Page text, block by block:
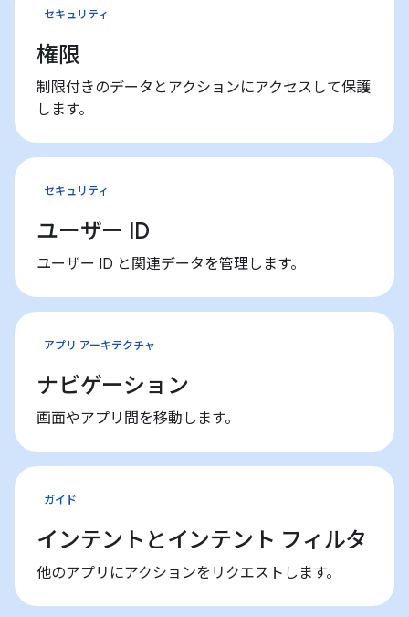
セキュリティ
権限
制限付きのデータとアクションにアクセスして保護
します。
セキュリティ
ユーザー ID
ユーザー ID と関連データを管理します。
アプリ アーキテクチャ
ナビゲーション
画面やアプリ間を移動します。
ガイド
インテントとインテント フィルタ
他のアプリにアクションをリクエストします。